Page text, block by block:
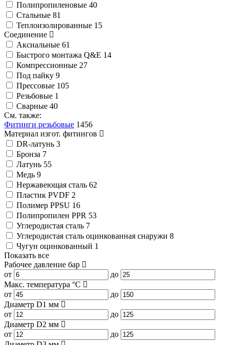
Полипропиленовые 40
Стальные 81
Теплоизолированные 15
Соединение
Аксиальные 61
Быстрого монтажа Q&E 14
Компрессионные 27
Под пайку 9
Прессовые 105
Резьбовые 1
Сварные 40
См. также:
Фитинги резьбовые 1456
Материал изгот. фитингов
DR-латунь 3
Бронза 7
Латунь 55
Медь 9
Нержавеющая сталь 62
Пластик PVDF 2
Полимер PPSU 16
Полипропилен PPR 53
Углеродистая сталь 7
Углеродистая сталь оцинкованная снаружи 8
Чугун оцинкованный 1
Показать все
Рабочее давление бар
от
до
Макс. температура °C
от
до
Диаметр D1 мм
от
до
Диаметр D2 мм
от
до